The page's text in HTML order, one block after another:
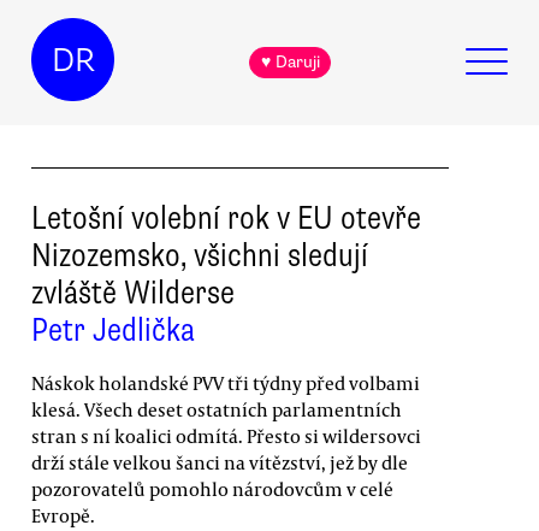
DR ♥ Daruji
Letošní volební rok v EU otevře
Nizozemsko, všichni sledují
zvláště Wilderse
Petr Jedlička
Náskok holandské PVV tři týdny před volbami
klesá. Všech deset ostatních parlamentních
stran s ní koalici odmítá. Přesto si wildersovci
drží stále velkou šanci na vítězství, jež by dle
pozorovatelů pomohlo národovcům v celé
Evropě.